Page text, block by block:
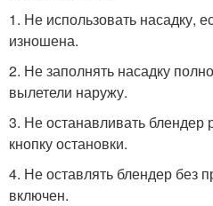
1. Не использовать насадку,
изношена.
2. Не заполнять насадку
вылетели наружу.
3. Не останавливать блендер
кнопку остановки.
4. Не оставлять блендер без
включен.